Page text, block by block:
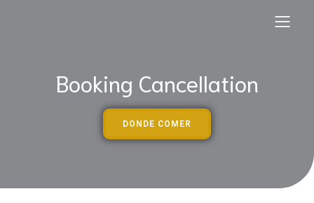
Booking Cancellation
DONDE COMER